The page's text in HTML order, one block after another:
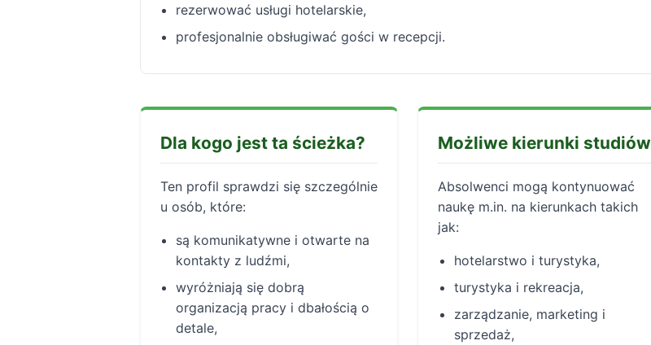
rezerwować usługi hotelarskie,
profesjonalnie obsługiwać gości w recepcji.
Dla kogo jest ta ścieżka?
Ten profil sprawdzi się szczególnie
u osób, które:
są komunikatywne i otwarte na
kontakty z ludźmi,
wyróżniają się dobrą
organizacją pracy i dbałością o
detale,
Możliwe kierunki studiów
Absolwenci mogą kontynuować
naukę m.in. na kierunkach takich
jak:
hotelarstwo i turystyka,
turystyka i rekreacja,
zarządzanie, marketing i
sprzedaż,